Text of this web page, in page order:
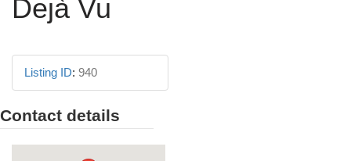
Dejà Vu
Listing ID: 940
Contact details